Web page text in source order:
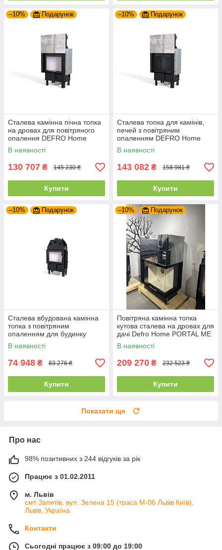
–10% Подарунок
Сталева камінна пічна топка
на дровах для повітряного
опалення DEFRO Home
INTRA SM G
В наявності
130 707 ₴ 145 230 ₴
Купити
–10% Подарунок
Сталева топка для камінів,
печей з повітряним
опаленням DEFRO Home
INTRA SM G (чорний шамот)
з гільйотиною
В наявності
143 082 ₴ 158 981 ₴
Купити
–10% Подарунок
Сталева вбудована камінна
топка з повітряним
опаленням для будинку
DEFRO HOME INTRA SLIM
SM (6 кВт)
В наявності
74 948 ₴ 83 276 ₴
Купити
–10% Подарунок
Повітряна камінна топка
кутова сталева на дровах для
дачі Defro Home PORTAL ME
BL/BP G (12 кВт)
В наявності
209 270 ₴ 232 523 ₴
Купити
Показати ще
Про нас
98% позитивних з 244 відгуків за рік
Працює з 01.02.2011
м. Львів
смт Запитів, вул. Зелена 15 (траса М-06 Львів Київ),
Львів, Україна
Контакти
Сьогодні працює з 09:00 до 19:00